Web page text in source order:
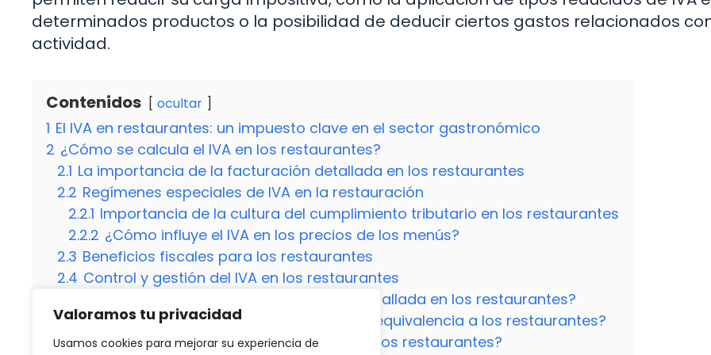
Valoramos tu privacidad
Usamos cookies para mejorar su experiencia de
determinados productos o la posibilidad de deducir ciertos gastos relacionados
actividad.
Contenidos ocultar
1 El IVA en restaurantes: un impuesto clave en el sector gastronómico
2 ¿Cómo se calcula el IVA en los restaurantes?
2.1 La importancia de la facturación detallada en los restaurantes
2.2 Regímenes especiales de IVA en la restauración
2.2.1 Importancia de la cultura del cumplimiento tributario en los restaurantes
2.2.2 ¿Cómo influye el IVA en los precios de los menús?
2.3 Beneficios fiscales para los restaurantes
2.4 Control y gestión del IVA en los restaurantes
¿Por qué es importante la facturación detallada en los restaurantes?
2.6 ¿Cómo afecta el régimen de recargo de equivalencia a los restaurantes?
2.7 ¿Qué beneficios fiscales pueden obtener los restaurantes?